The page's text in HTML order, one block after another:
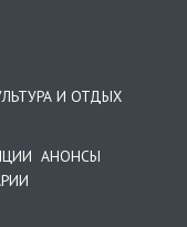
И ОТДЫХ
АНОНСЫ